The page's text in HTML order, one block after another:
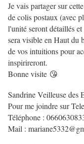
Je vais partager sur
de colis postaux (avec
l'unité seront détaillés
sera visible en Haut du
de vos intuitions pour
inspirireront.
Bonne visite 😘
Sandrine Veilleuse des
Pour me joindre sur
Téléphone :
Mail :